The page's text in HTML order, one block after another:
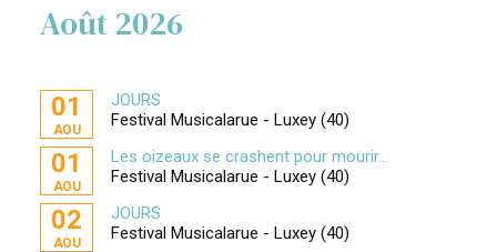
Août 2026
01
AOU
JOURS
Festival Musicalarue - Luxey (40)
01
AOU
Les oizeaux se crashent pour mourir...
Festival Musicalarue - Luxey (40)
02
AOU
JOURS
Festival Musicalarue - Luxey (40)